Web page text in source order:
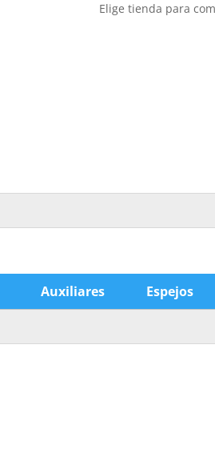
Elige tienda para
Auxiliares Espejos